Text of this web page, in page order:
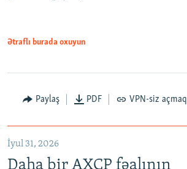
Ətraflı burada oxuyun
Paylaş PDF VPN-siz açmaq
İyul 31, 2026